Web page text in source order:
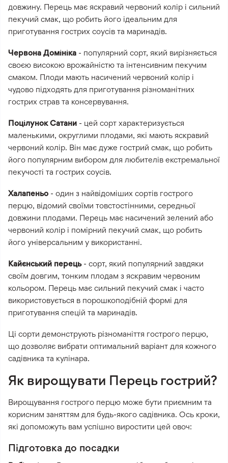
довжину. Перець має яскравий червоний колір і сильний
пекучий смак, що робить його ідеальним для
приготування гострих соусів та маринадів.
Червона Домініка - популярний сорт, який вирізняється
своєю високою врожайністю та інтенсивним пекучим
смаком. Плоди мають насичений червоний колір і
чудово підходять для приготування різноманітних
гострих страв та консервування.
Поцілунок Сатани - цей сорт характеризується
маленькими, округлими плодами, які мають яскравий
червоний колір. Він має дуже гострий смак, що робить
його популярним вибором для любителів екстремальної
пекучості та гострих соусів.
Халапеньо - один з найвідоміших сортів гострого
перцю, відомий своїми товстостінними, середньої
довжини плодами. Перець має насичений зелений або
червоний колір і помірний пекучий смак, що робить
його універсальним у використанні.
Кайєнський перець- сорт, який популярний завдяки
своїм довгим, тонким плодам з яскравим червоним
кольором. Перець має сильний пекучий смак і часто
використовується в порошкоподібній формі для
приготування спецій та маринадів.
Ці сорти демонструють різноманіття гострого перцю,
що дозволяє вибрати оптимальний варіант для кожного
садівника та кулінара.
Як вирощувати Перець гострий?
Вирощування гострого перцю може бути приємним та
корисним заняттям для будь-якого садівника. Ось кроки,
які допоможуть вам успішно виростити цей овоч:
Підготовка до посадки